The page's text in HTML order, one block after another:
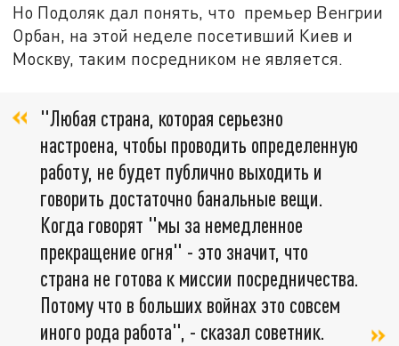
Но Подоляк дал понять, что премьер Венгрии
Орбан, на этой неделе посетивший Киев и
Москву, таким посредником не является.
"Любая страна, которая серьезно
настроена, чтобы проводить определенную
работу, не будет публично выходить и
говорить достаточно банальные вещи.
Когда говорят "мы за немедленное
прекращение огня" - это значит, что
страна не готова к миссии посредничества.
Потому что в больших войнах это совсем
иного рода работа", - сказал советник.